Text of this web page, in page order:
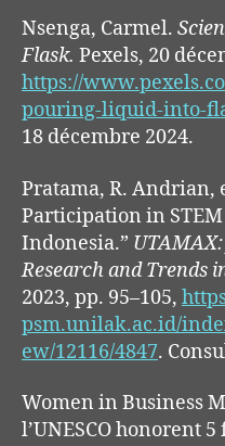
Nsenga, Carmel.
Flask. Pexels, 20
https://
pouring-liquid-into-
18 décembre 2024.
Pratama, R. Andrian,
Participation in
Indonesia.”
Research and Trends
2023, pp. 95–105,
psm.unilak.ac.id/
ew/12116/4847.
Women in Business
l’UNESCO honorent